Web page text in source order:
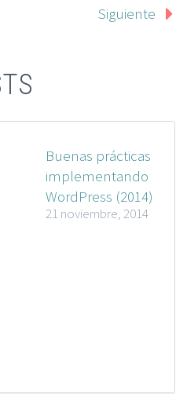
Siguiente
Buenas prácticas
implementando
WordPress (2014)
21 noviembre, 2014